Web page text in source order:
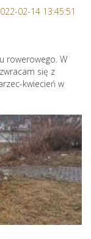
02-14 13:45:51
rowerowego. W
się z
kwiecień w